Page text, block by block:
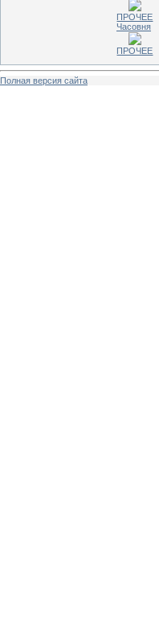
ПРОЧЕЕ
Часовня
ПРОЧЕЕ
Полная версия сайта